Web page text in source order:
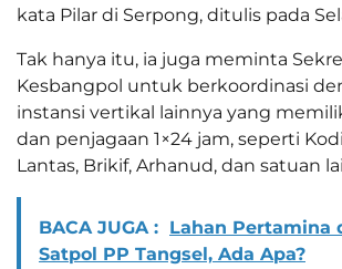
kata Pilar di Serpong, ditulis pada
Tak hanya itu, ia juga meminta
Kesbangpol untuk berkoordinasi
instansi vertikal lainnya yang
dan penjagaan 1×24 jam, seperti
Lantas, Brikif, Arhanud, dan satuan
BACA JUGA : Lahan Pertamina
Satpol PP Tangsel, Ada Apa?